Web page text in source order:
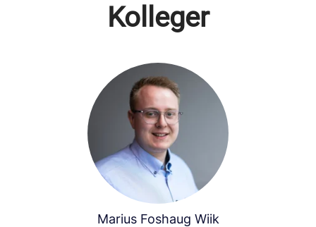
Kolleger
Marius Foshaug Wiik